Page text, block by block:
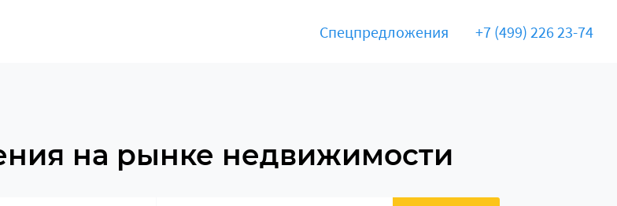
Спецпредложения +7 (499) 226 23-74
на рынке недвижимости